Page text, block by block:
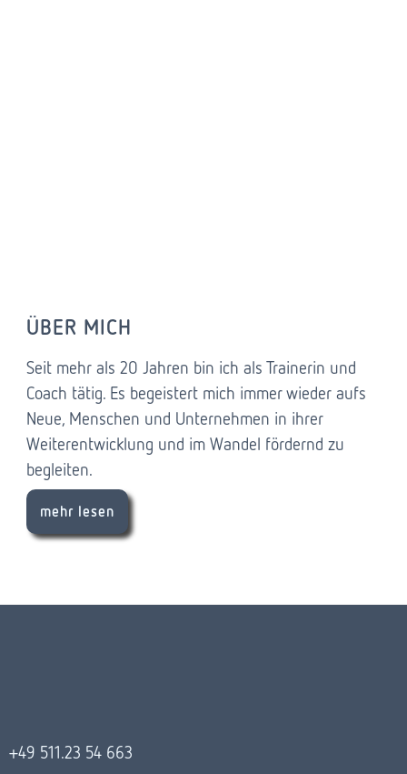
ÜBER MICH
Seit mehr als 20 Jahren bin ich als Trainerin und
Coach tätig. Es begeistert mich immer wieder aufs
Neue, Menschen und Unternehmen in ihrer
Weiterentwicklung und im Wandel fördernd zu
begleiten.
mehr lesen
+49 511.23 54 663